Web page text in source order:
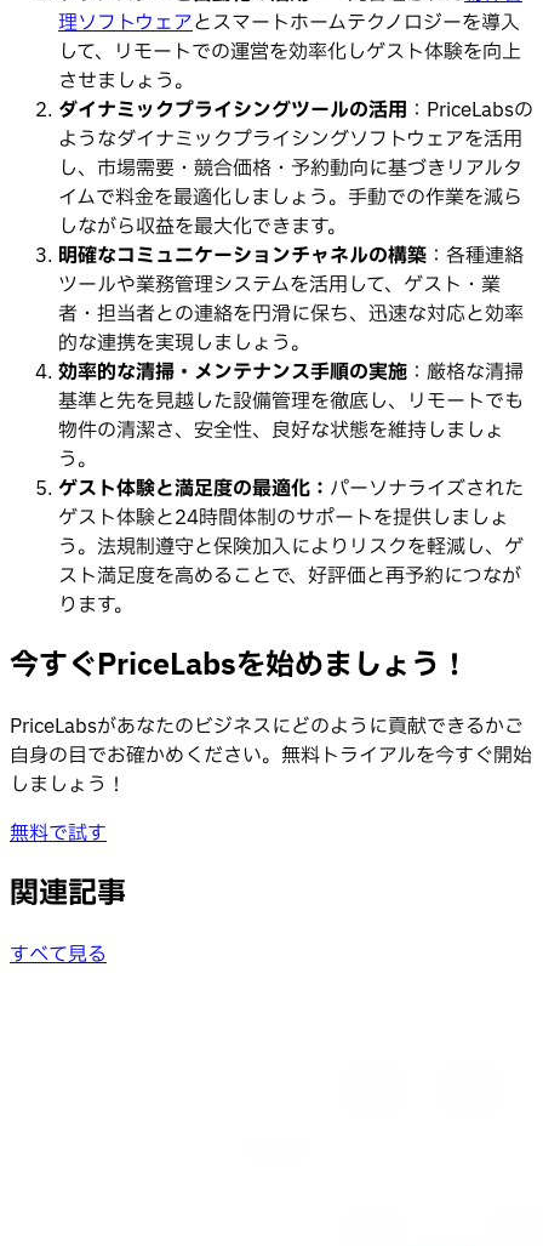
理ソフトウェアとスマートホームテクノロジーを導入
して、リモートでの運営を効率化しゲスト体験を向上
させましょう。
ダイナミックプライシングツールの活用 ：PriceLabsの
ようなダイナミックプライシングソフトウェアを活用
し、市場需要・競合価格・予約動向に基づきリアルタ
イムで料金を最適化しましょう。手動での作業を減ら
しながら収益を最大化できます。
明確なコミュニケーションチャネルの構築 ：各種連絡
ツールや業務管理システムを活用して、ゲスト・業
者・担当者との連絡を円滑に保ち、迅速な対応と効率
的な連携を実現しましょう。
効率的な清掃・メンテナンス手順の実施 ：厳格な清掃
基準と先を見越した設備管理を徹底し、リモートでも
物件の清潔さ、安全性、良好な状態を維持しましょ
う。
ゲスト体験と満足度の最適化： パーソナライズされた
ゲスト体験と24時間体制のサポートを提供しましょ
う。法規制遵守と保険加入によりリスクを軽減し、ゲ
スト満足度を高めることで、好評価と再予約につなが
ります。
今すぐPriceLabsを始めましょう！
PriceLabsがあなたのビジネスにどのように貢献できるかご
自身の目でお確かめください。無料トライアルを今すぐ開始
しましょう！
無料で試す
関連記事
すべて見る